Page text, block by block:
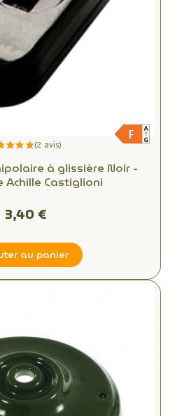
à glissière Noir -
Achille Castiglioni
3,40 €
au panier